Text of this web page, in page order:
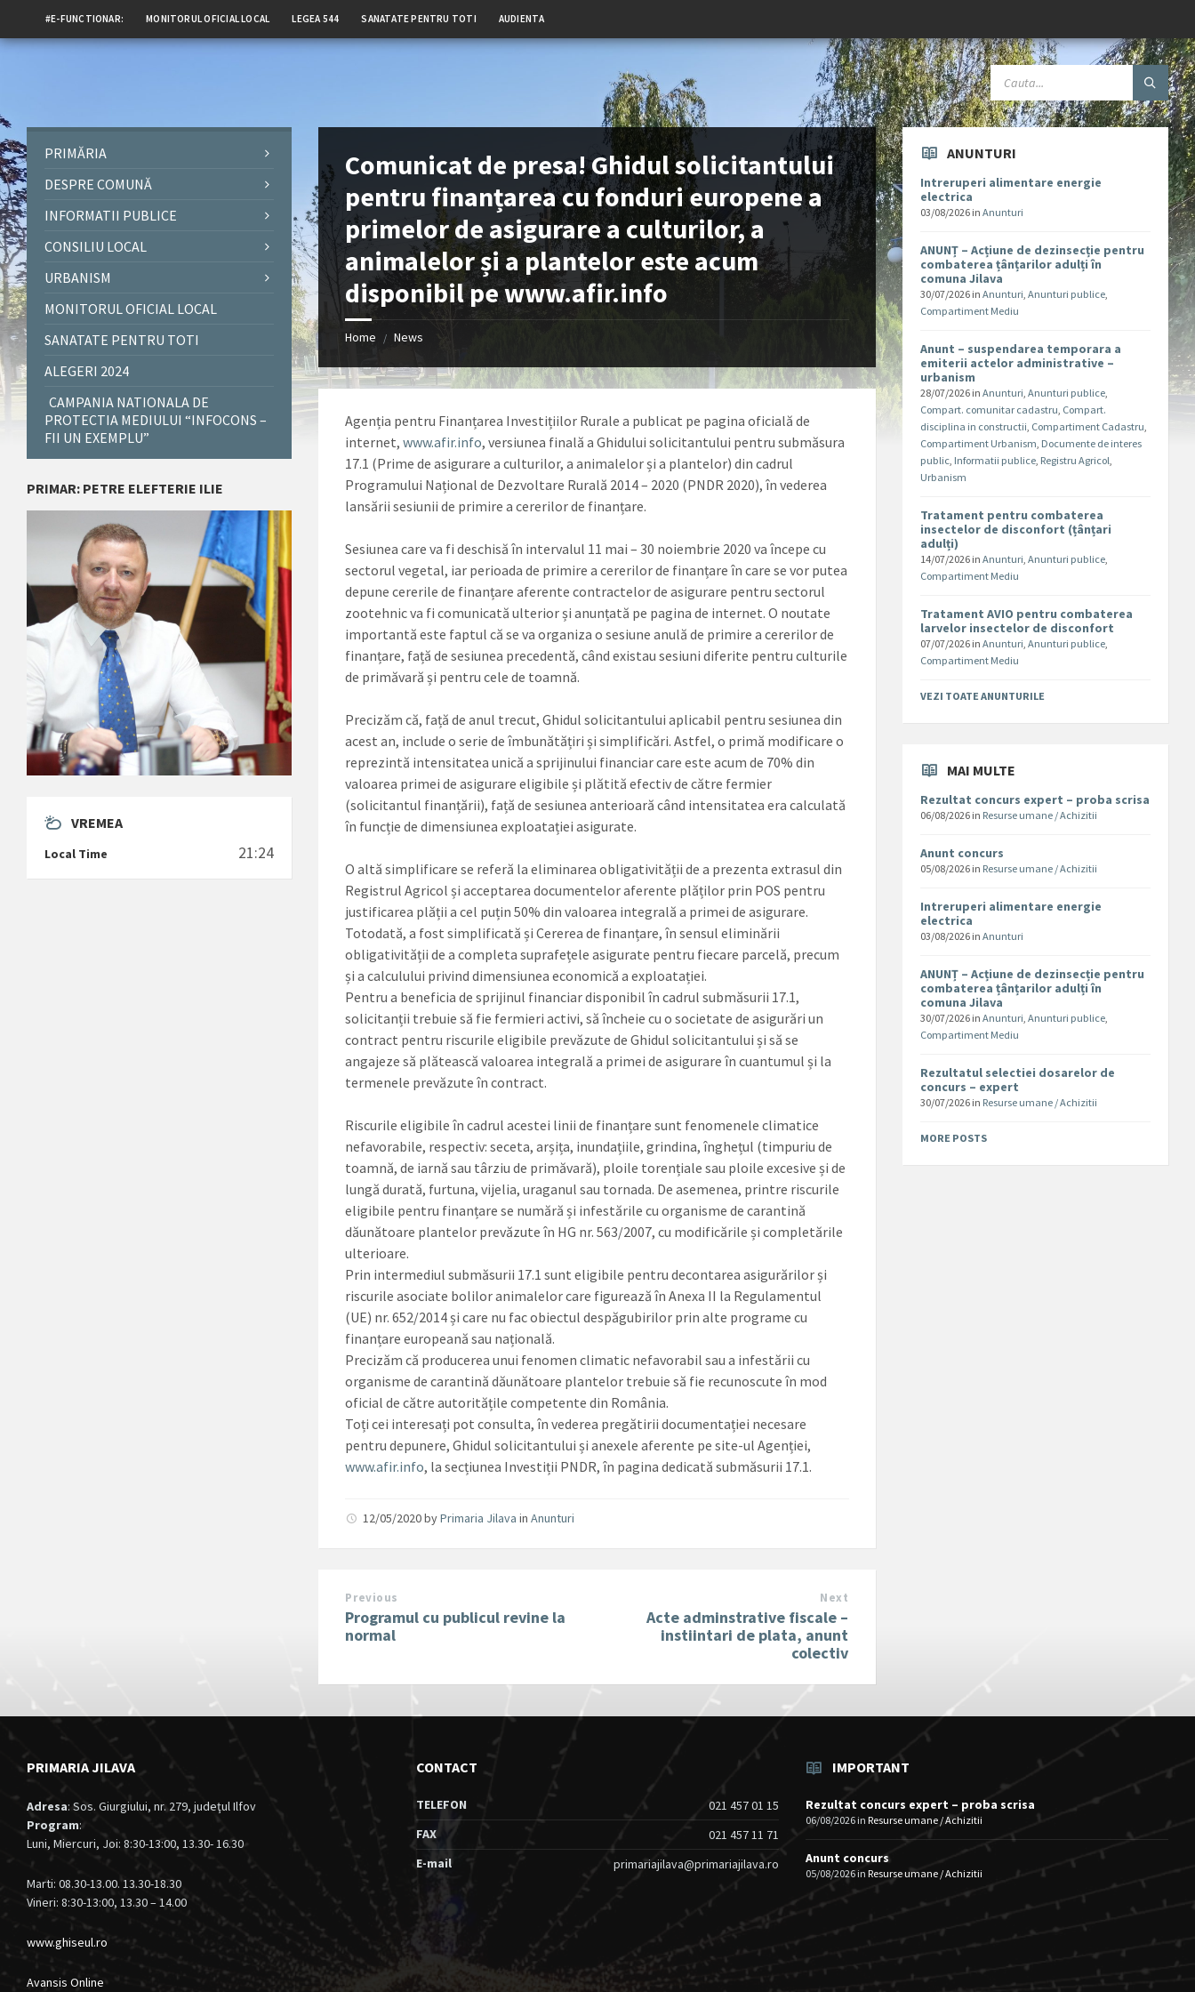
#E-FUNCTIONAR: MONITORUL OFICIAL LOCAL LEGEA 544 SANATATE PENTRU TOTI AUDIENTA
Comunicat de presa! Ghidul solicitantului
pentru finanțarea cu fonduri europene a
primelor de asigurare a culturilor, a
animalelor și a plantelor este acum
disponibil pe www.afir.info
Home / News
Agenția pentru Finanțarea Investițiilor Rurale a publicat pe pagina oficială de
internet,www.afir.info, versiunea finală a Ghidului solicitantului pentru submăsura
17.1 (Prime de asigurare a culturilor, a animalelor și a plantelor) din cadrul
Programului Național de Dezvoltare Rurală 2014 – 2020 (PNDR 2020), în vederea
lansării sesiunii de primire a cererilor de finanțare.
Sesiunea care va fi deschisă în intervalul 11 mai – 30 noiembrie 2020 va începe cu
sectorul vegetal, iar perioada de primire a cererilor de finanțare în care se vor putea
depune cererile de finanțare aferente contractelor de asigurare pentru sectorul
zootehnic va fi comunicată ulterior și anunțată pe pagina de internet. O noutate
importantă este faptul că se va organiza o sesiune anulă de primire a cererilor de
finanțare, față de sesiunea precedentă, când existau sesiuni diferite pentru culturile
de primăvară și pentru cele de toamnă.
Precizăm că, față de anul trecut, Ghidul solicitantului aplicabil pentru sesiunea din
acest an, include o serie de îmbunătățiri și simplificări. Astfel, o primă modificare o
reprezintă intensitatea unică a sprijinului financiar care este acum de 70% din
valoarea primei de asigurare eligibile și plătită efectiv de către fermier
(solicitantul finanțării), față de sesiunea anterioară când intensitatea era calculată
în funcție de dimensiunea exploatației asigurate.
O altă simplificare se referă la eliminarea obligativității de a prezenta extrasul din
Registrul Agricol și acceptarea documentelor aferente plăților prin POS pentru
justificarea plății a cel puțin 50% din valoarea integrală a primei de asigurare.
Totodată, a fost simplificată și Cererea de finanțare, în sensul eliminării
obligativității de a completa suprafețele asigurate pentru fiecare parcelă, precum
și a calculului privind dimensiunea economică a exploatației.
Pentru a beneficia de sprijinul financiar disponibil în cadrul submăsurii 17.1,
solicitanții trebuie să fie fermieri activi, să încheie cu o societate de asigurări un
contract pentru riscurile eligibile prevăzute de Ghidul solicitantului și să se
angajeze să plătească valoarea integrală a primei de asigurare în cuantumul și la
termenele prevăzute în contract.
Riscurile eligibile în cadrul acestei linii de finanțare sunt fenomenele climatice
nefavorabile, respectiv: seceta, arșița, inundațiile, grindina, înghețul (timpuriu de
toamnă, de iarnă sau târziu de primăvară), ploile torențiale sau ploile excesive și de
lungă durată, furtuna, vijelia, uraganul sau tornada. De asemenea, printre riscurile
eligibile pentru finanțare se numără și infestările cu organisme de carantină
dăunătoare plantelor prevăzute în HG nr. 563/2007, cu modificările și completările
ulterioare.
Prin intermediul submăsurii 17.1 sunt eligibile pentru decontarea asigurărilor și
riscurile asociate bolilor animalelor care figurează în Anexa II la Regulamentul
(UE) nr. 652/2014 și care nu fac obiectul despăgubirilor prin alte programe cu
finanțare europeană sau națională.
Precizăm că producerea unui fenomen climatic nefavorabil sau a infestării cu
organisme de carantină dăunătoare plantelor trebuie să fie recunoscute în mod
oficial de către autoritățile competente din România.
Toți cei interesați pot consulta, în vederea pregătirii documentației necesare
pentru depunere, Ghidul solicitantului și anexele aferente pe site-ul Agenției,
www.afir.info, la secțiunea Investiții PNDR, în pagina dedicată submăsurii 17.1.
12/05/2020byPrimaria Jilava inAnunturi
Previous
Programul cu publicul revine la
normal
Next
Acte adminstrative fiscale –
instiintari de plata, anunt
colectiv
PRIMĂRIA
DESPRE COMUNĂ
INFORMATII PUBLICE
CONSILIU LOCAL
URBANISM
MONITORUL OFICIAL LOCAL
SANATATE PENTRU TOTI
ALEGERI 2024
CAMPANIA NATIONALA DE
PROTECTIA MEDIULUI “INFOCONS –
FII UN EXEMPLU”
PRIMAR: PETRE ELEFTERIE ILIE
VREMEA
Local Time 21:24
ANUNTURI
Intreruperi alimentare energie
electrica
03/08/2026 inAnunturi
ANUNȚ – Acțiune de dezinsecție pentru
combaterea țânțarilor adulți în
comuna Jilava
30/07/2026 inAnunturi,Anunturi publice,
Compartiment Mediu
Anunt – suspendarea temporara a
emiterii actelor administrative –
urbanism
28/07/2026 inAnunturi,Anunturi publice,
Compart. comunitar cadastru, Compart.
disciplina in constructii, Compartiment Cadastru,
Compartiment Urbanism, Documente de interes
public, Informatii publice, Registru Agricol,
Urbanism
Tratament pentru combaterea
insectelor de disconfort (țânțari
adulți)
14/07/2026 inAnunturi,Anunturi publice,
Compartiment Mediu
Tratament AVIO pentru combaterea
larvelor insectelor de disconfort
07/07/2026 inAnunturi,Anunturi publice,
Compartiment Mediu
VEZI TOATE ANUNTURILE
MAI MULTE
Rezultat concurs expert – proba scrisa
06/08/2026 in Resurse umane / Achizitii
Anunt concurs
05/08/2026 in Resurse umane / Achizitii
Intreruperi alimentare energie
electrica
03/08/2026 inAnunturi
ANUNȚ – Acțiune de dezinsecție pentru
combaterea țânțarilor adulți în
comuna Jilava
30/07/2026 inAnunturi,Anunturi publice,
Compartiment Mediu
Rezultatul selectiei dosarelor de
concurs – expert
30/07/2026 in Resurse umane / Achizitii
MORE POSTS
PRIMARIA JILAVA
Adresa: Sos. Giurgiului, nr. 279, judeţul Ilfov
Program:
Luni, Miercuri, Joi: 8:30-13:00, 13.30- 16.30
Marti: 08.30-13.00. 13.30-18.30
Vineri: 8:30-13:00, 13.30 – 14.00
www.ghiseul.ro
Avansis Online
CONTACT
TELEFON
021 457 01 15
FAX
021 457 11 71
E-mail
primariajilava@primariajilava.ro
IMPORTANT
Rezultat concurs expert – proba scrisa
06/08/2026 in Resurse umane / Achizitii
Anunt concurs
05/08/2026 in Resurse umane / Achizitii